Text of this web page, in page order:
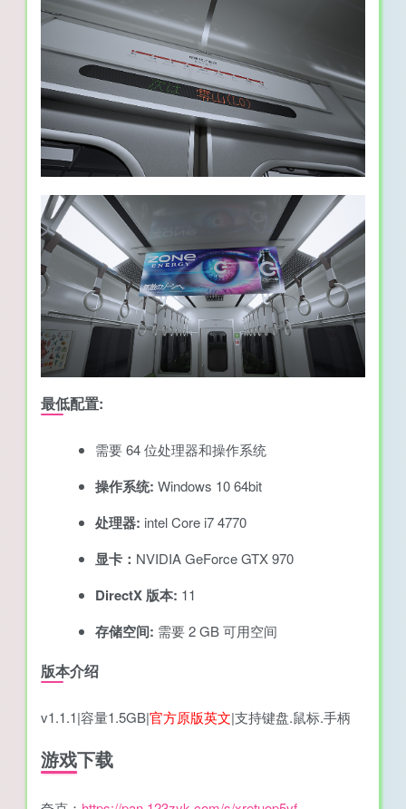
最低配置:
需要 64 位处理器和操作系统
操作系统: Windows 10 64bit
处理器: intel Core i7 4770
显卡： NVIDIA GeForce GTX 970
DirectX 版本: 11
存储空间: 需要 2 GB 可用空间
版本介绍
v1.1.1|容量1.5GB|官方原版英文|支持键盘.鼠标.手柄
游戏下载